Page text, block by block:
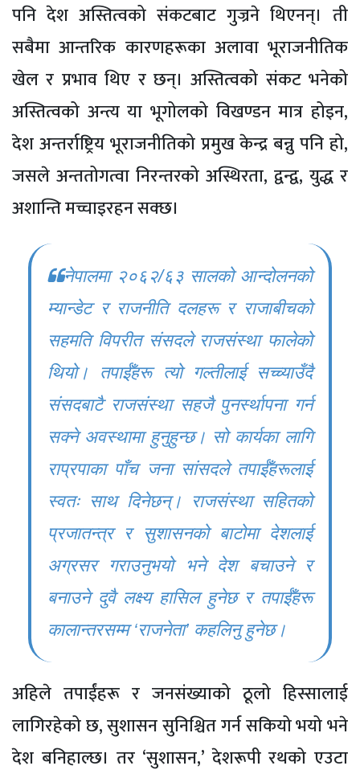
पनि देश अस्तित्वको संकटबाट गुज्रने थिएनन्। ती
सबैमा आन्तरिक कारणहरूका अलावा भूराजनीतिक
खेल र प्रभाव थिए र छन्। अस्तित्वको संकट भनेको
अस्तित्वको अन्त्य या भूगोलको विखण्डन मात्र होइन,
देश अन्तर्राष्ट्रिय भूराजनीतिको प्रमुख केन्द्र बन्नु पनि हो,
जसले अन्ततोगत्वा निरन्तरको अस्थिरता, द्वन्द्व, युद्ध र
अशान्ति मच्चाइरहन सक्छ।
नेपालमा २०६२/६३ सालको आन्दोलनको
म्यान्डेट र राजनीति दलहरू र राजाबीचको
सहमति विपरीत संसदले राजसंस्था फालेको
थियो। तपाईँहरू त्यो गल्तीलाई सच्च्याउँदै
संसदबाटै राजसंस्था सहजै पुनर्स्थापना गर्न
सक्ने अवस्थामा हुनुहुन्छ। सो कार्यका लागि
राप्रपाका पाँच जना सांसदले तपाईँहरूलाई
स्वतः साथ दिनेछन्। राजसंस्था सहितको
प्रजातन्त्र र सुशासनको बाटोमा देशलाई
अग्रसर गराउनुभयो भने देश बचाउने र
बनाउने दुवै लक्ष्य हासिल हुनेछ र तपाईँहरू
कालान्तरसम्म ‘राजनेता’ कहलिनु हुनेछ।
अहिले तपाईंहरू र जनसंख्याको ठूलो हिस्सालाई
लागिरहेको छ, सुशासन सुनिश्चित गर्न सकियो भयो भने
देश बनिहाल्छ। तर ‘सुशासन,’ देशरूपी रथको एउटा